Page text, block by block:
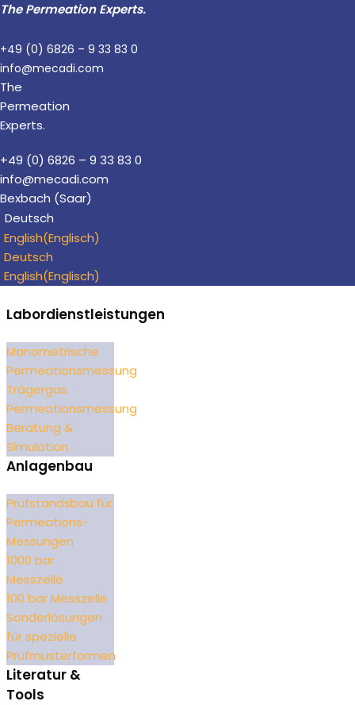
Zum
Inhalt
The Permeation Experts.
+49 (0) 6826 – 9 33 83 0
info@mecadi.com
The
Permeation
Experts.
+49 (0) 6826 – 9 33 83 0
info@mecadi.com
Bexbach (Saar)
Deutsch
English(Englisch)
Deutsch
English(Englisch)
Labordienstleistungen
Manometrische
Permeationsmessung
Trägergas
Permeationsmessung
Beratung &
Simulation
Anlagenbau
Prüfstandsbau für
Permeations-
Messungen
1000 bar
Messzelle
100 bar Messzelle
Sonderlösungen
für spezielle
Prüfmusterformen
Literatur &
Tools